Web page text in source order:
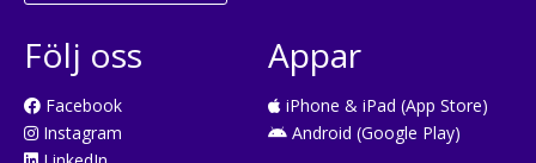
Följ oss
Facebook
Instagram
Appar
iPhone & iPad (App Store)
Android (Google Play)